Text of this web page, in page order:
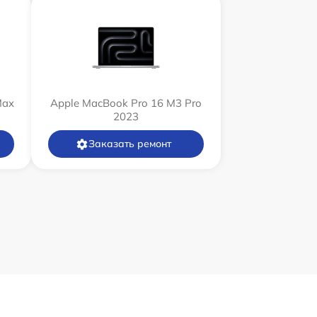
Apple MacBook Pro 16 M3 Pro
2023
Заказать ремонт